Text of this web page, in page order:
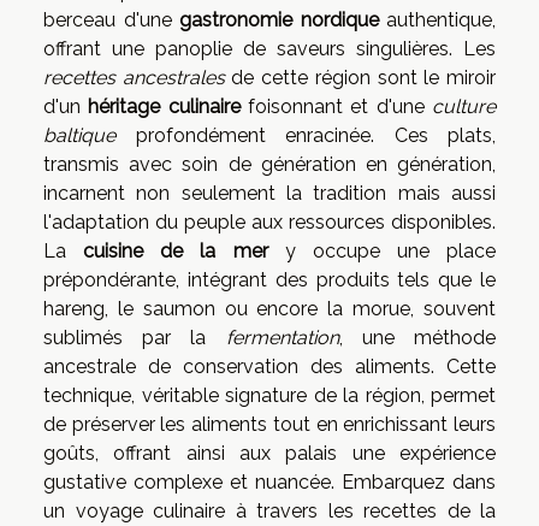
berceau d'une gastronomie nordiqueauthentique,
offrant une panoplie de saveurs singulières. Les
recettes ancestralesde cette région sont le miroir
d'un héritage culinairefoisonnant et d'une culture
baltiqueprofondément enracinée. Ces plats,
transmis avec soin de génération en génération,
incarnent non seulement la tradition mais aussi
l'adaptation du peuple aux ressources disponibles.
Lacuisine de la mery occupe une place
prépondérante, intégrant des produits tels que le
hareng, le saumon ou encore la morue, souvent
sublimés par la
fermentation, une méthode
ancestrale de conservation des aliments. Cette
technique, véritable signature de la région, permet
de préserver les aliments tout en enrichissant leurs
goûts, offrant ainsi aux palais une expérience
gustative complexe et nuancée. Embarquez dans
un voyage culinaire à travers les recettes de la